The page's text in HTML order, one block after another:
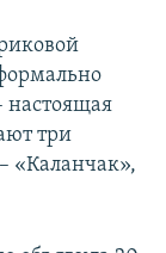
настоящая
три
«Каланчак»,